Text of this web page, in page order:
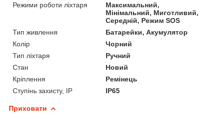
Режими роботи ліхтаря
Максимальний,
Мінімальний, Миготливий,
Середній, Режим SOS
Тип живлення
Батарейки, Акумулятор
Колір
Чорний
Тип ліхтаря
Ручний
Стан
Новий
Кріплення
Ремінець
Ступінь захисту, IP
IP65
Приховати